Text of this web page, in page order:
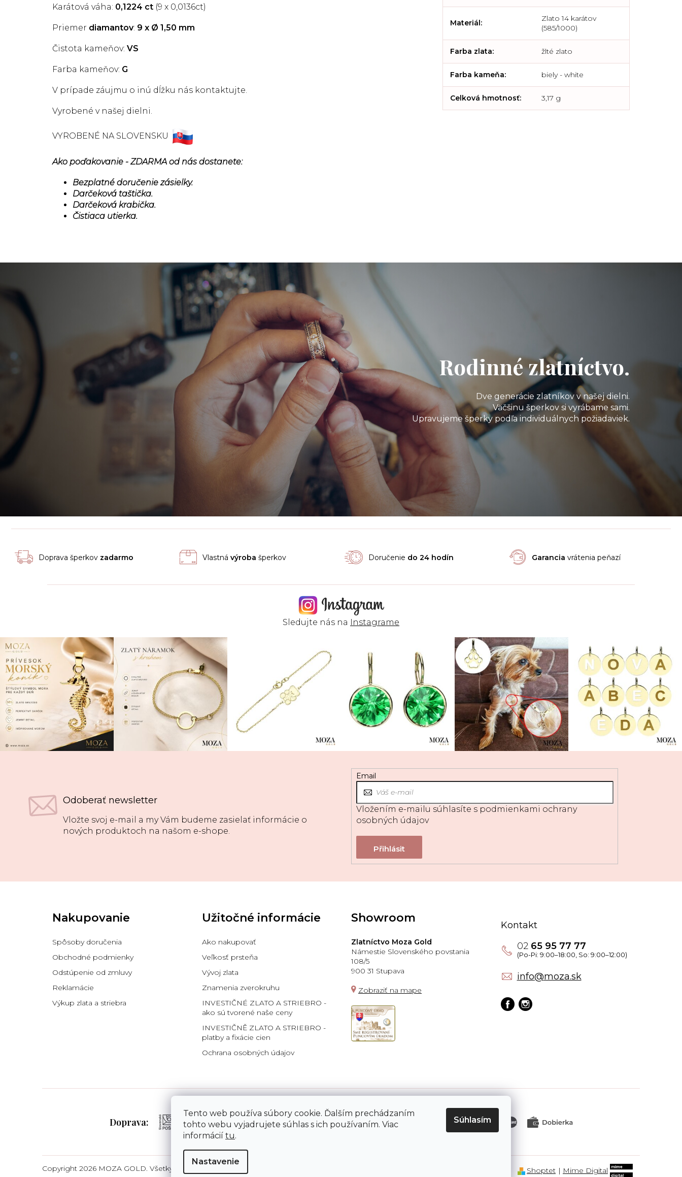
Tento web používa súbory cookie. Ďalším prechádzaním
tohto webu vyjadrujete súhlas s ich používaním. Viac
informácií tu.
Nastavenie
Súhlasím
Karátová váha: 0,1224 ct (9 x 0,0136ct)
Priemer diamantov: 9 x Ø 1,50 mm
Čistota kameňov: VS
Farba kameňov: G
V prípade záujmu o inú dĺžku nás kontaktujte.
Vyrobené v našej dielni.
VYROBENÉ NA SLOVENSKU
Ako poďakovanie - ZDARMA od nás dostanete:
Bezplatné doručenie zásielky.
Darčeková taštička.
Darčeková krabička.
Čistiaca utierka.
Materiál:
Zlato 14 karátov
(585/1000)
Farba zlata: žlté zlato
Farba kameňa: biely - white
Celková hmotnosť: 3,17 g
Rodinné zlatníctvo.
Dve generácie zlatníkov v našej dielni.
Väčšinu šperkov si vyrábame sami.
Upravujeme šperky podľa individuálnych požiadaviek.
Doprava šperkov zadarmo Vlastná výroba šperkov Doručenie do 24 hodín Garancia vrátenia peňazí
Sledujte nás na Instagrame
Odoberať newsletter
Vložte svoj e-mail a my Vám budeme zasielať informácie o
nových produktoch na našom e-shope.
Email
Vložením e-mailu súhlasíte s podmienkami ochrany
osobných údajov
Nakupovanie
Spôsoby doručenia
Obchodné podmienky
Odstúpenie od zmluvy
Reklamácie
Výkup zlata a striebra
Užitočné informácie
Ako nakupovať
Veľkosť prsteňa
Vývoj zlata
Znamenia zverokruhu
INVESTIČNÉ ZLATO A STRIEBRO -
ako sú tvorené naše ceny
INVESTIČNĚ ZLATO A STRIEBRO -
platby a fixácie cien
Ochrana osobných údajov
Showroom
Zlatníctvo Moza Gold
Námestie Slovenského povstania
108/5
900 31 Stupava
Zobraziť na mape
Kontakt
info@moza.sk
0265 95 77 77
Doprava:
Shoptet | Mime Digital
Copyright 2026 MOZA GOLD. Všetky práva vyhradené.